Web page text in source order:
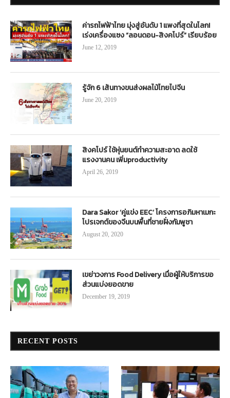
ค่ารถไฟฟ้าไทย มุ่งสู่อันดับ 1 แพงที่สุดในโลก!
เร่งเครื่องแซง “ลอนดอน-สิงคโปร์” เรียบร้อย
June 12, 2019
รู้จัก 6 เส้นทางขนส่งผลไม้ไทยไปจีน
June 20, 2019
สิงคโปร์ ใช้หุ่นยนต์ทำความสะอาด ลดใช้
แรงงานคน เพิ่มproductivity
April 26, 2019
Dara Sakor ‘คู่แข่ง EEC’ โครงการอภิมหาเมกะ
โปรเจกต์ของจีนบนพื้นที่ชายฝั่งกัมพูชา
August 20, 2020
เขย่าวงการ Food Delivery เมื่อผู้ให้บริการขอ
ส่วนแบ่งยอดขาย
December 19, 2019
RECENT POSTS